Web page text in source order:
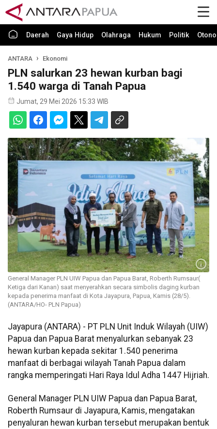
Daerah Gaya Hidup Olahraga Hukum Politik
ANTARA Ekonomi
PLN salurkan 23 hewan kurban bagi
1.540 warga di Tanah Papua
Jumat, 29 Mei 2026 15:33 WIB
General Manager PLN UIW Papua dan Papua Barat, Roberth Rumsaur(
Ketiga dari Kanan) saat menyerahkan secara simbolis daging kurban
kepada penerima manfaat di Kota Jayapura, Papua, Kamis (28/5).
(ANTARA/HO- PLN Papua)
Jayapura (ANTARA) - PT PLN Unit Induk Wilayah (UIW)
Papua dan Papua Barat menyalurkan sebanyak 23
hewan kurban kepada sekitar 1.540 penerima
manfaat di berbagai wilayah Tanah Papua dalam
rangka memperingati Hari Raya Idul Adha 1447 Hijriah.
General Manager PLN UIW Papua dan Papua Barat,
Roberth Rumsaur di Jayapura, Kamis, mengatakan
penyaluran hewan kurban tersebut merupakan bentuk